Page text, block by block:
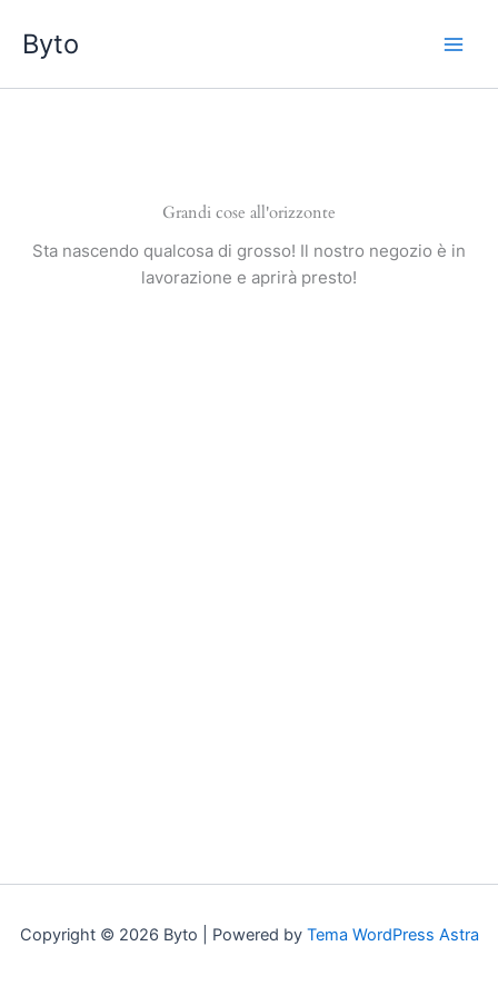
contenuto
Byto
Grandi cose all'orizzonte
Sta nascendo qualcosa di grosso! Il nostro negozio è in
lavorazione e aprirà presto!
Copyright © 2026 Byto | Powered by Tema WordPress Astra